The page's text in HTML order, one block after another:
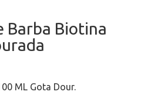
Barba Biotina